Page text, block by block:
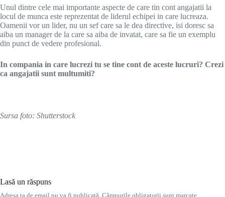
Unul dintre cele mai importante aspecte de care tin cont angajatii la
locul de munca este reprezentat de liderul echipei in care lucreaza.
Oamenii vor un lider, nu un sef care sa le dea directive, isi doresc sa
aiba un manager de la care sa aiba de invatat, care sa fie un exemplu
din punct de vedere profesional.
In compania in care lucrezi tu se tine cont de aceste lucruri? Crezi
ca angajatii sunt multumiti?
Sursa foto: Shutterstock
Lasă un răspuns
Adresa ta de email nu va fi publicată. Câmpurile obligatorii sunt marcate